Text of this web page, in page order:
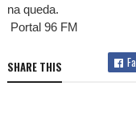
na queda.
Portal 96 FM
SHARE THIS